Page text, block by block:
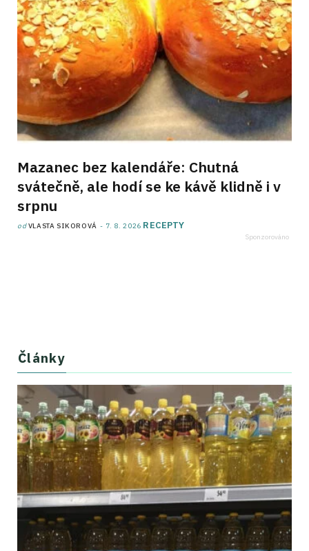
Mazanec bez kalendáře: Chutná
svátečně, ale hodí se ke kávě klidně i v
srpnu
odVLASTA SIKOROVÁ 7. 8. 2026 RECEPTY
Články